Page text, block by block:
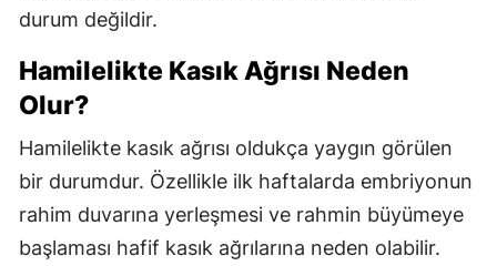
durum değildir.
Hamilelikte Kasık Ağrısı Neden
Olur?
Hamilelikte kasık ağrısı oldukça yaygın görülen
bir durumdur. Özellikle ilk haftalarda embriyonun
rahim duvarına yerleşmesi ve rahmin büyümeye
başlaması hafif kasık ağrılarına neden olabilir.